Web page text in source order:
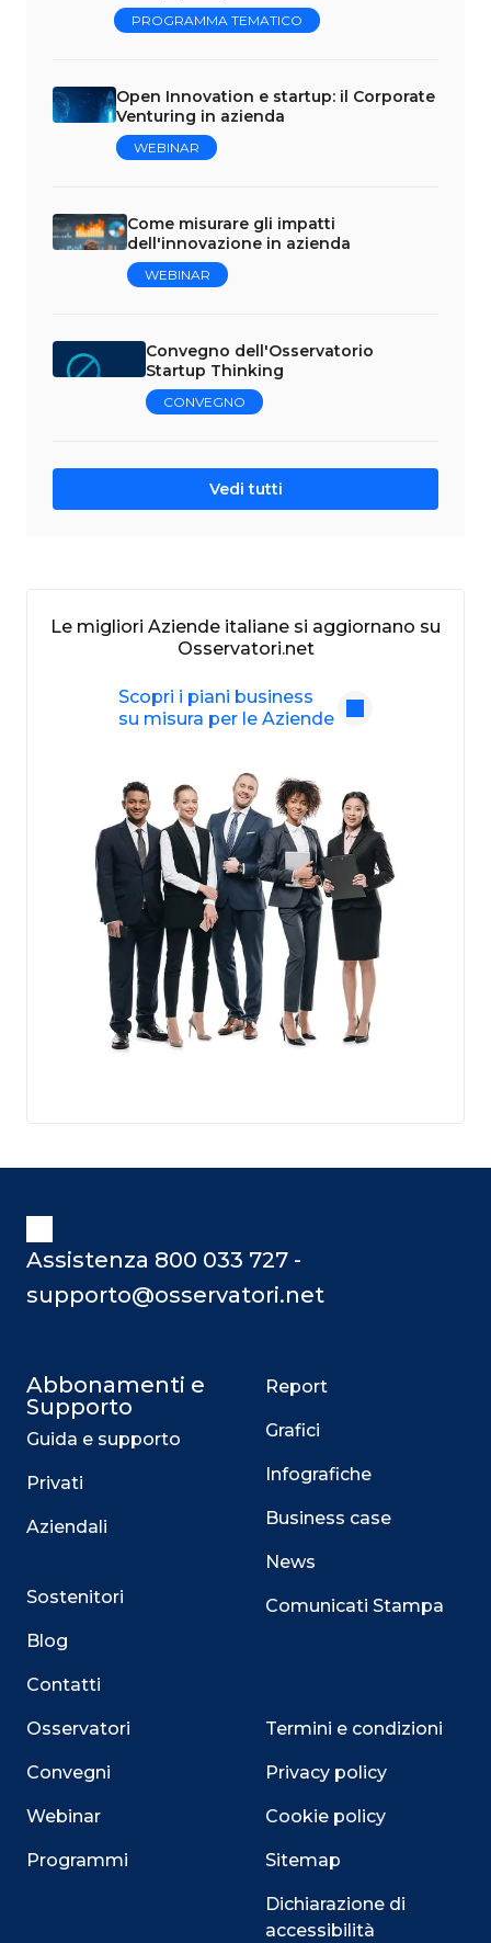
PROGRAMMA TEMATICO
Open Innovation e startup: il Corporate
Venturing in azienda
WEBINAR
Come misurare gli impatti
dell'innovazione in azienda
WEBINAR
Convegno dell'Osservatorio
Startup Thinking
CONVEGNO
Vedi tutti
Le migliori Aziende italiane si aggiornano su
Osservatori.net
Scopri i piani business
su misura per le Aziende
Assistenza 800 033 727 -
supporto@osservatori.net
Abbonamenti e
Supporto
Guida e supporto
Privati
Aziendali
Sostenitori
Blog
Contatti
Osservatori
Convegni
Webinar
Programmi
Report
Grafici
Infografiche
Business case
News
Comunicati Stampa
Termini e condizioni
Privacy policy
Cookie policy
Sitemap
Dichiarazione di
accessibilità